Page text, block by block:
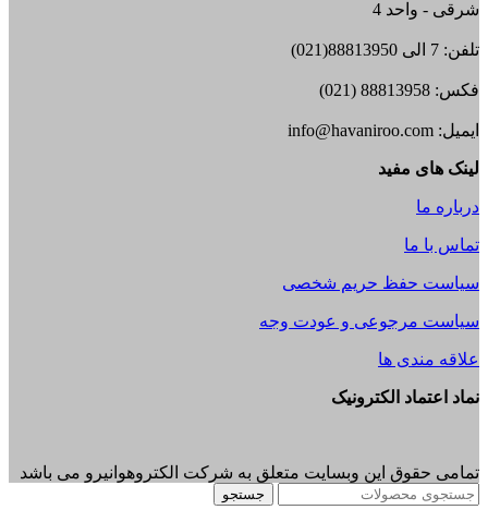
شرقی - واحد 4
تلفن: 7 الی 88813950(021)
فکس: 88813958 (021)
ایمیل: info@havaniroo.com
لینک های مفید
درباره ما
تماس با ما
سیاست حفظ حریم شخصی
سیاست مرجوعی و عودت وجه
علاقه مندی ها
نماد اعتماد الکترونیک
تمامی حقوق این وبسایت متعلق به شرکت الکتروهوانیرو می باشد
جستجو